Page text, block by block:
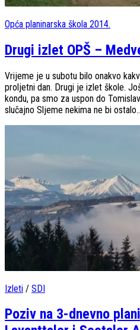
Opća planinarska škola 2014.
Drugi izlet OPŠ –
Vrijeme je u subotu bilo onakvo
proljetni dan. Drugi je izlet škole.
kondu, pa smo za uspon do
slučajno Sljeme nekima ne bi
Izleti / SDI
Poziv na 3-dnevno